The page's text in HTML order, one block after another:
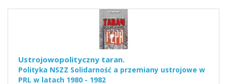
Ustrojowopolityczny taran.
Polityka NSZZ Solidarność a przemiany ustrojowe w
PRL w latach 1980 - 1982